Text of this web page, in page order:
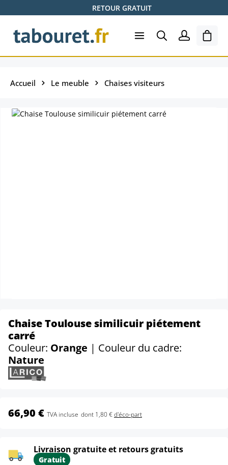
Passer au contenu principalRETOUR GRATUIT
Le
Accueil Le meuble Chaises visiteurs
Chaise Toulouse similicuir piétement
carré
Couleur: Orange | Couleur du cadre:
Nature
66,90 € TVA incluse dont 1,80 €d'éco-part
Livraison gratuite et retours gratuits
Gratuit